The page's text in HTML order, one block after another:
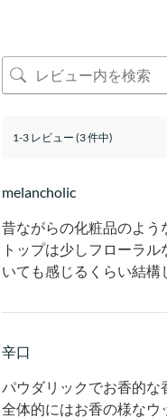
1-3 レビュー (3 件中)
melancholic
昔ながらの化粧品のよう
トップは少しフローラ
いても感じるくらい結構
辛口
パウダリックでお香的な
全体的にはお香の様なウ